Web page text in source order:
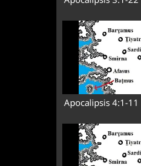
Apocalipsis 4:1-11